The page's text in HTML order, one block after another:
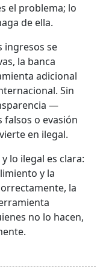
el problema; lo
de ella.
ingresos se
la banca
adicional
Sin
—
o evasión
en ilegal.
lo ilegal es clara:
y la
la
no lo hacen,